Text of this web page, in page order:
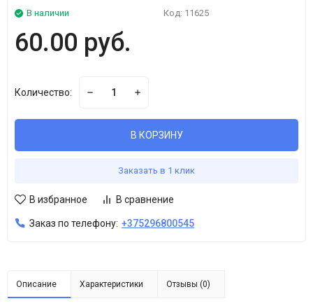
В наличии Код: 11625
60.00 руб.
Количество:
В КОРЗИНУ
Заказать в 1 клик
В избранное В сравнение
Заказ по телефону: +375296800545
Описание Характеристики Отзывы (0)